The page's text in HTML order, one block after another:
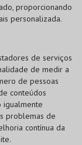
proporcionando
personalizada.
de serviços
de medir a
de pessoas
conteúdos
igualmente
problemas de
contínua da